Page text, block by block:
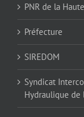
PNR de la
Préfecture
SIREDOM
Syndicat
Hydraulique de